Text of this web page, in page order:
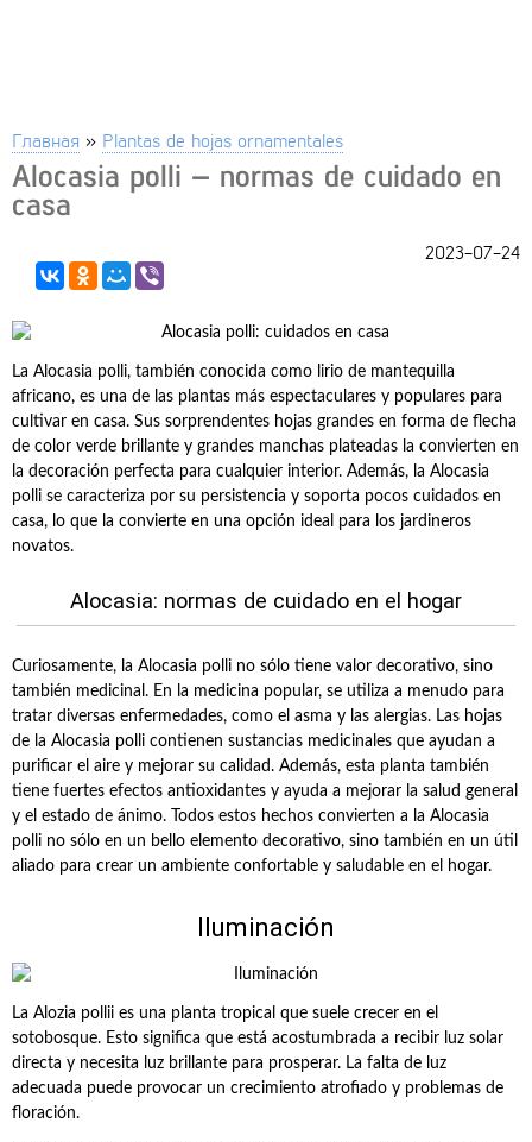
Главная » Plantas de hojas ornamentales
Alocasia polli – normas de cuidado en
casa
2023-07-24
La Alocasia polli, también conocida como lirio de mantequilla
africano, es una de las plantas más espectaculares y populares para
cultivar en casa. Sus sorprendentes hojas grandes en forma de flecha
de color verde brillante y grandes manchas plateadas la convierten en
la decoración perfecta para cualquier interior. Además, la Alocasia
polli se caracteriza por su persistencia y soporta pocos cuidados en
casa, lo que la convierte en una opción ideal para los jardineros
novatos.
Alocasia: normas de cuidado en el hogar
Curiosamente, la Alocasia polli no sólo tiene valor decorativo, sino
también medicinal. En la medicina popular, se utiliza a menudo para
tratar diversas enfermedades, como el asma y las alergias. Las hojas
de la Alocasia polli contienen sustancias medicinales que ayudan a
purificar el aire y mejorar su calidad. Además, esta planta también
tiene fuertes efectos antioxidantes y ayuda a mejorar la salud general
y el estado de ánimo. Todos estos hechos convierten a la Alocasia
polli no sólo en un bello elemento decorativo, sino también en un útil
aliado para crear un ambiente confortable y saludable en el hogar.
Iluminación
La Alozia pollii es una planta tropical que suele crecer en el
sotobosque. Esto significa que está acostumbrada a recibir luz solar
directa y necesita luz brillante para prosperar. La falta de luz
adecuada puede provocar un crecimiento atrofiado y problemas de
floración.